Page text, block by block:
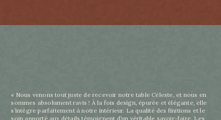
« Nous venons tout juste de recevoir notre table Céleste, et nous en
sommes absolument ravis ! À la fois design, épurée et élégante, elle
s’intègre parfaitement à notre intérieur. La qualité des finitions et le
soin apporté aux détails témoignent d’un véritable savoir-faire. Les